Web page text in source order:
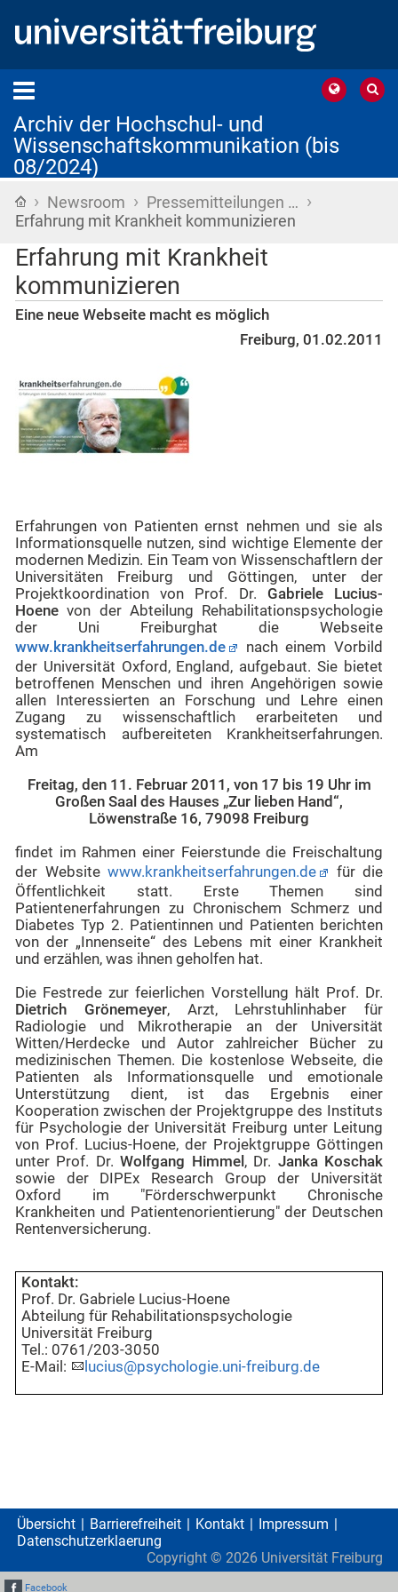
Archiv der Hochschul- und
Wissenschaftskommunikation (bis
08/2024)
Startseite
› Newsroom › Pressemitteilungen … ›
Erfahrung mit Krankheit kommunizieren
Erfahrung mit Krankheit
kommunizieren
Eine neue Webseite macht es möglich
Freiburg, 01.02.2011
Erfahrungen von Patienten ernst nehmen und sie als
Informationsquelle nutzen, sind wichtige Elemente der
modernen Medizin. Ein Team von Wissenschaftlern der
Universitäten Freiburg und Göttingen, unter der
Projektkoordination von Prof. Dr. Gabriele Lucius-
Hoenevon der Abteilung Rehabilitationspsychologie
der Uni Freiburghat die Webseite
www.krankheitserfahrungen.de
nach einem Vorbild
der Universität Oxford, England, aufgebaut. Sie bietet
betroffenen Menschen und ihren Angehörigen sowie
allen Interessierten an Forschung und Lehre einen
Zugang zu wissenschaftlich erarbeiteten und
systematisch aufbereiteten Krankheitserfahrungen.
Am
Freitag, den 11. Februar 2011, von 17 bis 19 Uhr im
Großen Saal des Hauses „Zur lieben Hand“,
Löwenstraße 16, 79098 Freiburg
findet im Rahmen einer Feierstunde die Freischaltung
der Website www.krankheitserfahrungen.de
für die
Öffentlichkeit statt. Erste Themen sind
Patientenerfahrungen zu Chronischem Schmerz und
Diabetes Typ 2. Patientinnen und Patienten berichten
von der „Innenseite“ des Lebens mit einer Krankheit
und erzählen, was ihnen geholfen hat.
Die Festrede zur feierlichen Vorstellung hält Prof. Dr.
Dietrich Grönemeyer, Arzt, Lehrstuhlinhaber für
Radiologie und Mikrotherapie an der Universität
Witten/Herdecke und Autor zahlreicher Bücher zu
medizinischen Themen. Die kostenlose Webseite, die
Patienten als Informationsquelle und emotionale
Unterstützung dient, ist das Ergebnis einer
Kooperation zwischen der Projektgruppe des Instituts
für Psychologie der Universität Freiburg unter Leitung
von Prof. Lucius-Hoene, der Projektgruppe Göttingen
unter Prof. Dr.Wolfgang Himmel , Dr. Janka Koschak
sowie der DIPEx Research Group der Universität
Oxford im "Förderschwerpunkt Chronische
Krankheiten und Patientenorientierung" der Deutschen
Rentenversicherung.
Kontakt:
Prof. Dr. Gabriele Lucius-Hoene
Abteilung für Rehabilitationspsychologie
Universität Freiburg
Tel.: 0761/203-3050
E-Mail:
lucius@psychologie.uni-freiburg.de
Übersicht Barrierefreiheit Kontakt
Impressum
Datenschutzerklaerung
Copyright © 2026 Universität Freiburg
Facebook